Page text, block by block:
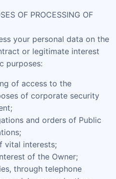
OF PROCESSING OF
your personal data on the
or legitimate interest
purposes:
of access to the
of corporate security
and orders of Public
vital interests;
of the Owner;
through telephone